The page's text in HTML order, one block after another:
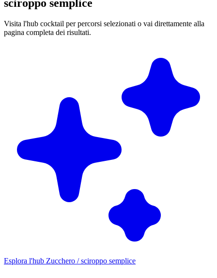
sciroppo semplice
Visita l'hub cocktail per percorsi selezionati o vai direttamente alla
pagina completa dei risultati.
Esplora l'hub Zucchero / sciroppo semplice